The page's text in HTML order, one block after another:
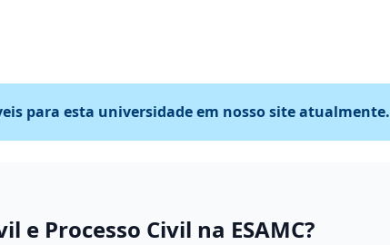
para esta universidade em nosso site atualmente.
e Processo Civil na ESAMC?